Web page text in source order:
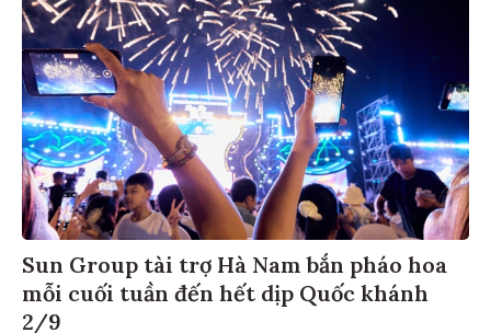
Sun Group tài trợ Hà Nam bắn pháo hoa
mỗi cuối tuần đến hết dịp Quốc khánh
2/9